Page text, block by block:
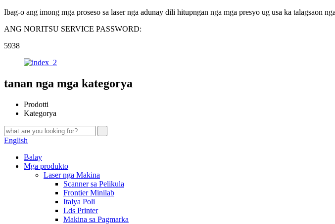
Ibag-o ang imong mga proseso sa laser nga adunay dili hitupngan nga mga presyo ug usa ka talagsaon
ANG NORITSU SERVICE PASSWORD:
5938
tanan nga mga kategorya
Prodotti
Kategorya
English
Balay
Mga produkto
Laser nga Makina
Scanner sa Pelikula
Frontier Minilab
Italya Poli
Lds Printer
Makina sa Pagmarka